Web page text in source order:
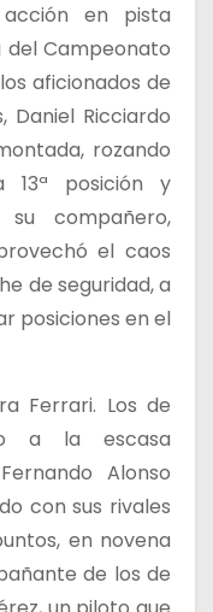
en pista
Campeonato
aficionados de
Daniel Ricciardo
rozando
13ª posición y
compañero,
el caos
de seguridad, a
posiciones en el
Ferrari. Los de
a la escasa
Alonso
con sus rivales
en novena
de los de